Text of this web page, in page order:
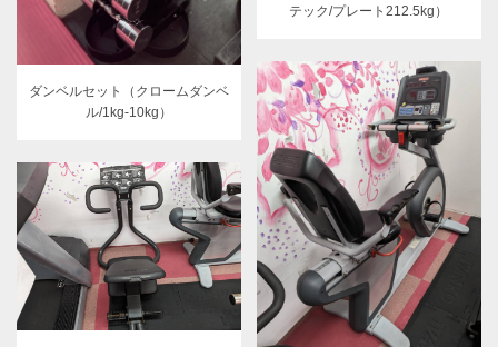
ダンベルセット（クロームダンベ
ル/1kg-10kg）
テック/プレート212.5kg）